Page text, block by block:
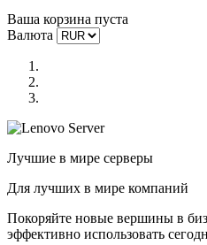
Ваша корзина пуста
Валюта
Лучшие в мире серверы
Для лучших в мире компаний
Покоряйте новые вершины в
эффективно использовать